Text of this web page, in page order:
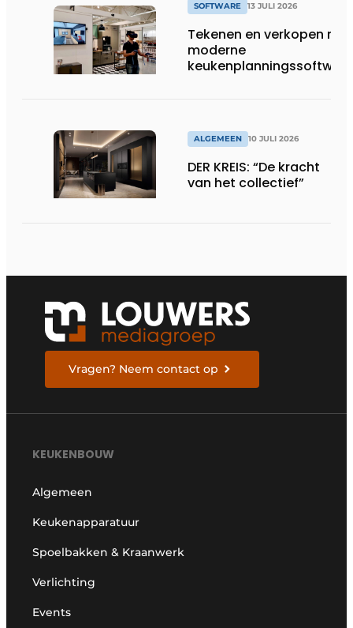
SOFTWARE 13 JULI 2026
Tekenen en verkopen met
moderne
keukenplanningssoftware
ALGEMEEN 10 JULI 2026
DER KREIS: “De kracht
van het collectief”
Vragen? Neem contact op
KEUKENBOUW
Algemeen
Keukenapparatuur
Spoelbakken & Kraanwerk
Verlichting
Events